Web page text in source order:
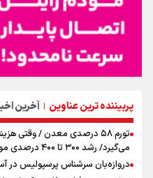
پربیننده ترین عناوین | آخرین
تورم ۵۸ درصدی معدن / وقتی
می‌گیرد/ رشد ۳۰۰ تا ۴۰۰ درصدی مواد ناریه
دروازه‌بان سرشناس پرسپولیس در